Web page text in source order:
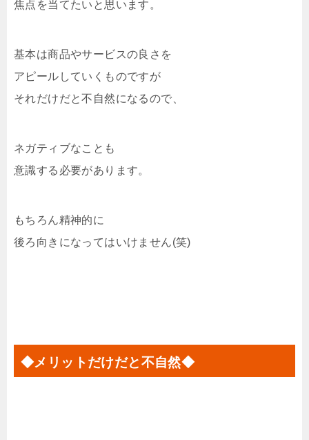
焦点を当てたいと思います。
基本は商品やサービスの良さを
アピールしていくものですが
それだけだと不自然になるので、
ネガティブなことも
意識する必要があります。
もちろん精神的に
後ろ向きになってはいけません(笑)
◆メリットだけだと不自然◆